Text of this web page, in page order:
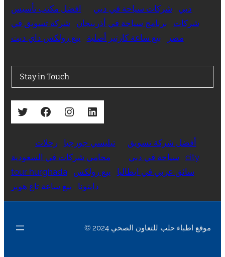
دبي
شركات سياحة في دبي
افضل مكتب تأسيس
شركات
برنامج سياحة في أذربيجان
شركة تسويق في
مصر
بيع ساعة كارتير أصلية بيع رولكس داي ديت
Stay in Touch
Twitter Facebook Instagram LinkedIn
أفضل شركة تسويق تبليسي جورجيا
رحلات
سياحة في دبي
محامي شركات في السعودية
city
tour hurghada
سائق عربي في ايطاليا
بيع رولكس
دايتونا
بيع ساعة تاغ هوير
© 2024 موقع اطباء حلب للتعاون الصحي